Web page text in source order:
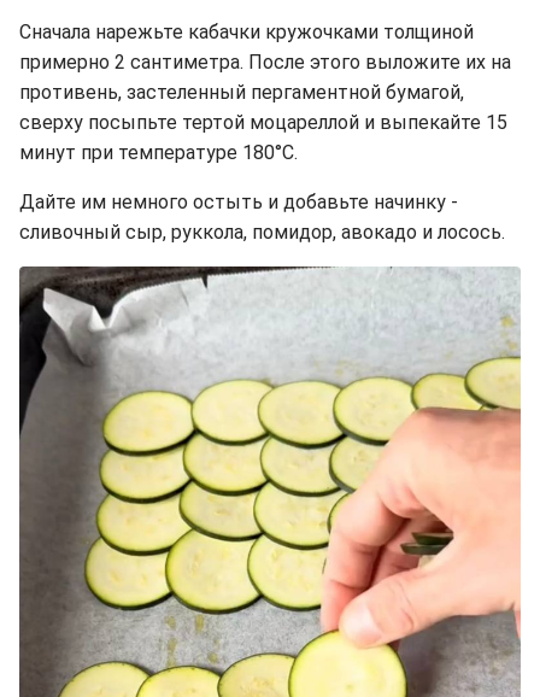
Сначала нарежьте кабачки кружочками толщиной
примерно 2 сантиметра. После этого выложите их на
противень, застеленный пергаментной бумагой,
сверху посыпьте тертой моцареллой и выпекайте 15
минут при температуре 180°C.
Дайте им немного остыть и добавьте начинку -
сливочный сыр, руккола, помидор, авокадо и лосось.